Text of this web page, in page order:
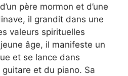
père mormon et d’une
il grandit dans une
valeurs spirituelles
âge, il manifeste un
et se lance dans
guitare et du piano. Sa